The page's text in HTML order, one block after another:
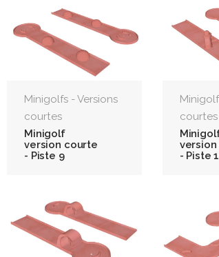
Minigolfs - Versions
courtes
Minigolf
version courte
- Piste 9
courtes
- Piste